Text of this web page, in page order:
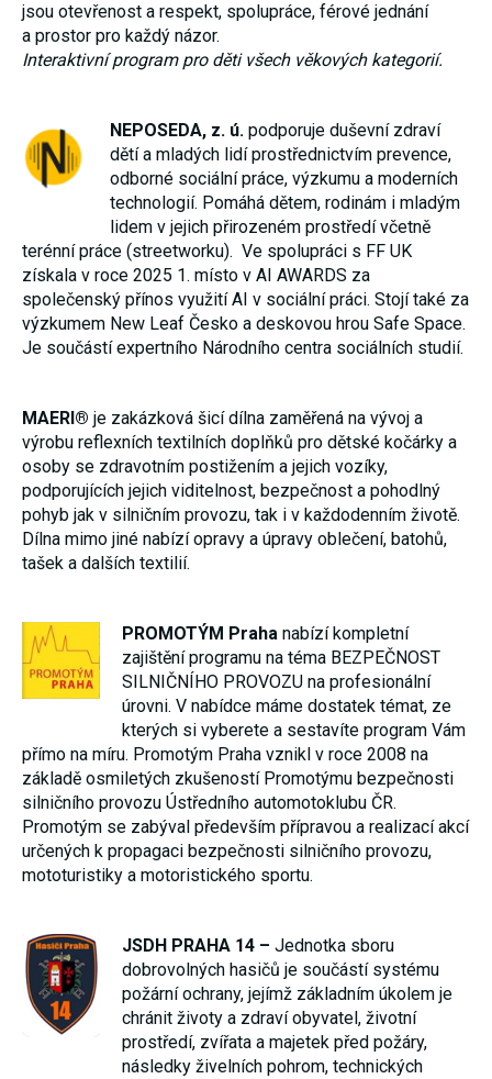
jsou otevřenost a respekt, spolupráce, férové jednání
a prostor pro každý názor.
Interaktivní program pro děti všech věkových kategorií.
NEPOSEDA, z. ú. podporuje duševní zdraví
dětí a mladých lidí prostřednictvím prevence,
odborné sociální práce, výzkumu a moderních
technologií. Pomáhá dětem, rodinám i mladým
lidem v jejich přirozeném prostředí včetně
terénní práce (streetworku). Ve spolupráci s FF UK
získala v roce 2025 1. místo v AI AWARDS za
společenský přínos využití AI v sociální práci. Stojí také za
výzkumem New Leaf Česko a deskovou hrou Safe Space.
Je součástí expertního Národního centra sociálních studií.
MAERI® je zakázková šicí dílna zaměřená na vývoj a
výrobu reflexních textilních doplňků pro dětské kočárky a
osoby se zdravotním postižením a jejich vozíky,
podporujících jejich viditelnost, bezpečnost a pohodlný
pohyb jak v silničním provozu, tak i v každodenním životě.
Dílna mimo jiné nabízí opravy a úpravy oblečení, batohů,
tašek a dalších textilií.
PROMOTÝM Praha nabízí kompletní
zajištění programu na téma BEZPEČNOST
SILNIČNÍHO PROVOZU na profesionální
úrovni. V nabídce máme dostatek témat, ze
kterých si vyberete a sestavíte program Vám
přímo na míru. Promotým Praha vznikl v roce 2008 na
základě osmiletých zkušeností Promotýmu bezpečnosti
silničního provozu Ústředního automotoklubu ČR.
Promotým se zabýval především přípravou a realizací akcí
určených k propagaci bezpečnosti silničního provozu,
mototuristiky a motoristického sportu.
JSDH PRAHA 14 – Jednotka sboru
dobrovolných hasičů je součástí systému
požární ochrany, jejímž základním úkolem je
chránit životy a zdraví obyvatel, životní
prostředí, zvířata a majetek před požáry,
následky živelních pohrom, technických